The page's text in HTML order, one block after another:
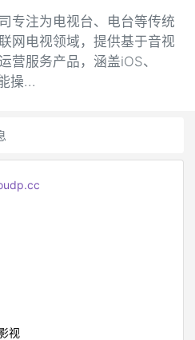
专注为电视台、电台等传统
网电视领域，提供基于音视
营服务产品，涵盖iOS、
操...
视